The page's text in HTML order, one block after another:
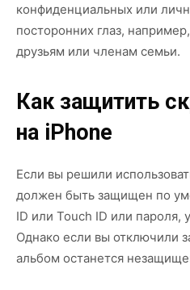
конфиденциальных или
посторонних глаз,
друзьям или членам семьи.
Как защитить
на iPhone
Если вы решили
должен быть защищен по
ID или Touch ID или пароля,
Однако если вы отключили
альбом останется